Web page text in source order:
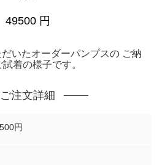
49500 円
いたオーダーパンプスの ご納
着の様子です。
ご注文詳細
円